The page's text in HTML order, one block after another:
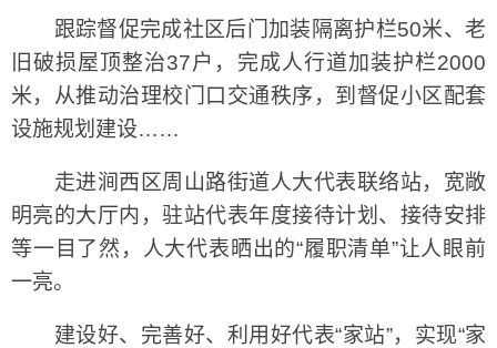
跟踪督促完成社区后门加装隔离护栏50米、老
旧破损屋顶整治37户，完成人行道加装护栏2000
米，从推动治理校门口交通秩序，到督促小区配套
设施规划建设……
走进涧西区周山路街道人大代表联络站，宽敞
明亮的大厅内，驻站代表年度接待计划、接待安排
等一目了然，人大代表晒出的“履职清单”让人眼前
一亮。
建设好、完善好、利用好代表“家站”，实现“家